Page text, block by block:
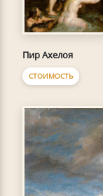
Пир Ахелоя
СТОИМОСТЬ